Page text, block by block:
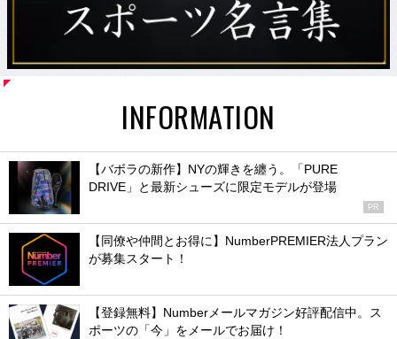
INFORMATION
【バボラの新作】NYの輝きを纏う。「PURE
DRIVE」と最新シューズに限定モデルが登場
PR
【同僚や仲間とお得に】NumberPREMIER法人プラン
が募集スタート！
【登録無料】Numberメールマガジン好評配信中。ス
ポーツの「今」をメールでお届け！